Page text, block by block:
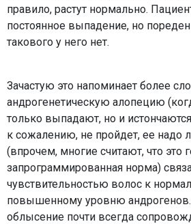
правило, растут нормально.
постоянное выпадение, но
такового у него нет.
Зачастую это напоминает более
андрогенетическую алопецию
только выпадают, но и
к сожалению, не пройдет, ее надо
(впрочем, многие считают, что это
запрограммированная норма)
чувствительностью волос к
повышенному уровню
облысение почти всегда